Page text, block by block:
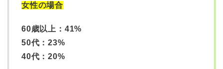
女性の場合
60歳以上：41%
50代：23%
40代：20%